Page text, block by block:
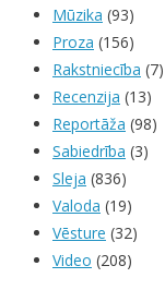
Mūzika (93)
Proza (156)
Rakstniecība (7)
Recenzija (13)
Reportāža (98)
Sabiedrība (3)
Sleja (836)
Valoda (19)
Vēsture (32)
Video (208)